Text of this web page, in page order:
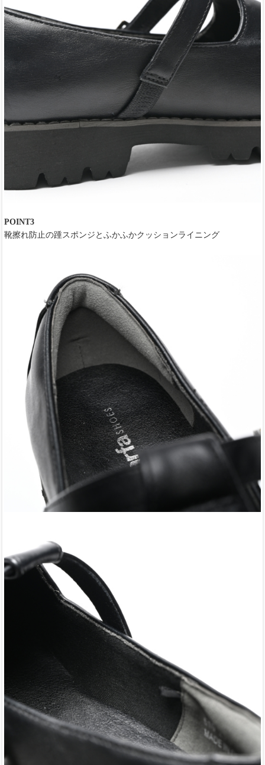
POINT3
靴擦れ防止の踵スポンジとふかふかクッションライニング